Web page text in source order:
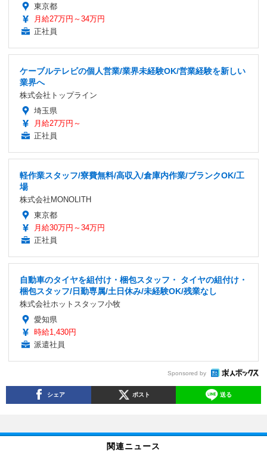
東京都
月給27万円～34万円
正社員
ケーブルテレビの個人営業/業界未経験OK/営業経験を新しい
業界へ
株式会社トップライン
埼玉県
月給27万円～
正社員
軽作業スタッフ/寮費無料/高収入/倉庫内作業/ブランクOK/工
場
株式会社MONOLITH
東京都
月給30万円～34万円
正社員
自動車のタイヤを組付け・梱包スタッフ・ タイヤの組付け・
梱包スタッフ/日勤専属/土日休み/未経験OK/残業なし
株式会社ホットスタッフ小牧
愛知県
時給1,430円
派遣社員
Sponsored by
シェア ポスト 送る
関連ニュース